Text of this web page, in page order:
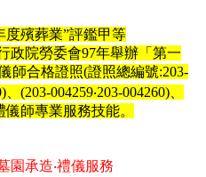
度殯葬業”評鑑甲等
政院勞委會97年舉辦「第一
師合格證照(證照總編號:203-
(203-004259‧203-004260)
儀師專業服務技能。
園承造‧禮儀服務